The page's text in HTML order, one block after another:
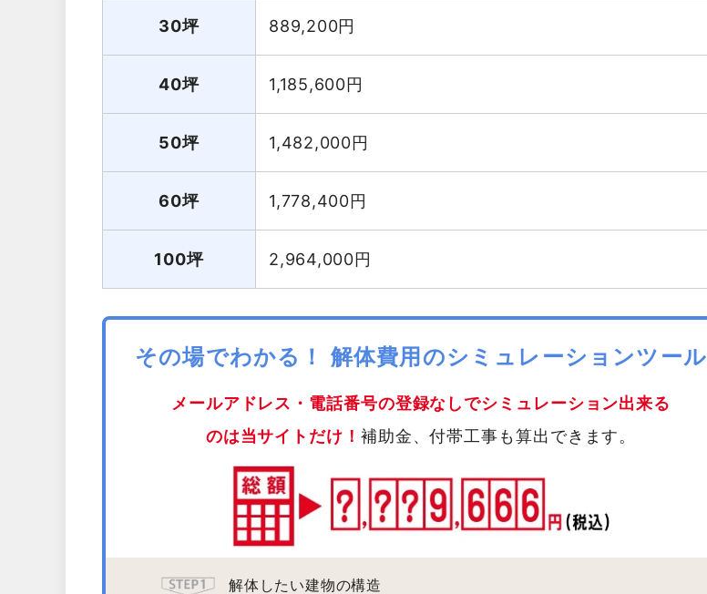
30坪 889,200円
40坪 1,185,600円
50坪 1,482,000円
60坪 1,778,400円
100坪 2,964,000円
その場でわかる！ 解体費用のシミュレーションツール
メールアドレス・電話番号の登録なしでシミュレーション出来る
のは当サイトだけ！ 補助金、付帯工事も算出できます。
解体したい建物の構造